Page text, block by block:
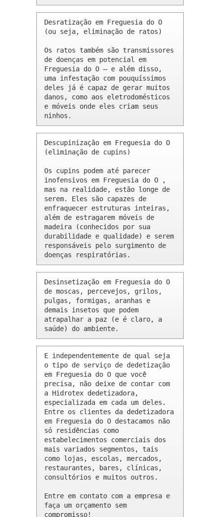
Desratização em Freguesia do O
(ou seja, eliminação de ratos)
Os ratos também são transmissores
de doenças em potencial em
Freguesia do O – e além disso,
uma infestação com pouquíssimos
deles já é capaz de gerar muitos
danos, como aos eletrodomésticos
e móveis onde eles criam seus
ninhos.
Descupinização em Freguesia do O
(eliminação de cupins)
Os cupins podem até parecer
inofensivos em Freguesia do O ,
mas na realidade, estão longe de
serem. Eles são capazes de
enfraquecer estruturas inteiras,
além de estragarem móveis de
madeira (conhecidos por sua
durabilidade e qualidade) e serem
responsáveis pelo surgimento de
doenças respiratórias.
Desinsetização em Freguesia do O
de moscas, percevejos, grilos,
pulgas, formigas, aranhas e
demais insetos que podem
atrapalhar a paz (e é claro, a
saúde) do ambiente.
E independentemente de qual seja
o tipo de serviço de dedetização
em Freguesia do O que você
precisa, não deixe de contar com
a Hidrotex dedetizadora,
especializada em cada um deles.
Entre os clientes da dedetizadora
em Freguesia do O destacamos não
só residências como
estabelecimentos comerciais dos
mais variados segmentos, tais
como lojas, escolas, mercados,
restaurantes, bares, clínicas,
consultórios e muitos outros.
Entre em contato com a empresa e
faça um orçamento sem
compromisso!